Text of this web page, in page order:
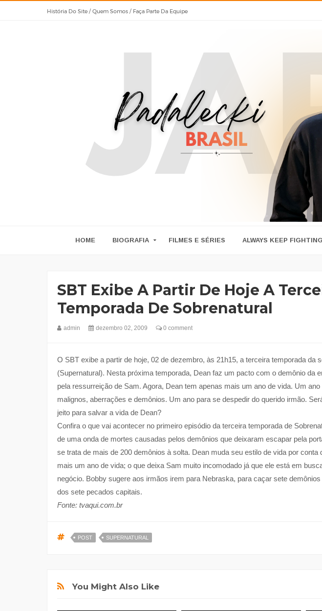
História Do Site / Quem Somos / Faça Parte Da Equipe
HOME BIOGRAFIA FILMES E SÉRIES ALWAYS KEEP FIGHTING
SBT Exibe A Partir De Hoje A
Temporada De Sobrenatural
admin dezembro 02, 2009 0 comment
O SBT exibe a partir de hoje, 02 de dezembro, às 21h15, a terceira temporada da
(Supernatural). Nesta próxima temporada, Dean faz um pacto com o demônio da
pela ressurreição de Sam. Agora, Dean tem apenas mais um ano de vida. Um
malignos, aberrações e demônios. Um ano para se despedir do querido irmão.
jeito para salvar a vida de Dean?
Confira o que vai acontecer no primeiro episódio da terceira temporada de
de uma onda de mortes causadas pelos demônios que deixaram escapar pela
se trata de mais de 200 demônios à solta. Dean muda seu estilo de vida por conta
mais um ano de vida; o que deixa Sam muito incomodado já que ele está em
negócio. Bobby sugere aos irmãos irem para Nebraska, para caçar sete
dos sete pecados capitais.
Fonte: tvaqui.com.br
POST SUPERNATURAL
You Might Also Like